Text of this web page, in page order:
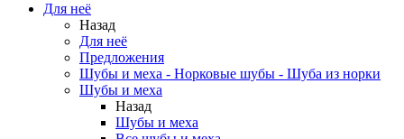
Для неё
Назад
Для неё
Предложения
Шубы и меха - Норковые шубы - Шуба из норки
Шубы и меха
Назад
Шубы и меха